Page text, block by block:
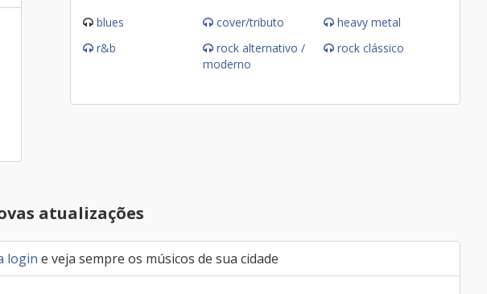
blues cover/tributo
heavy metal
r&b
rock alternativo /
moderno
rock clássico
atualizações
login e veja sempre os músicos de sua cidade